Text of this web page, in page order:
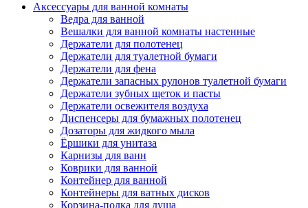
Аксессуары для ванной комнаты
Ведра для ванной
Вешалки для ванной комнаты настенные
Держатели для полотенец
Держатели для туалетной бумаги
Держатели для фена
Держатели запасных рулонов туалетной бумаги
Держатели зубных щеток и пасты
Держатели освежителя воздуха
Диспенсеры для бумажных полотенец
Дозаторы для жидкого мыла
Ёршики для унитаза
Карнизы для ванн
Коврики для ванной
Контейнер для ванной
Контейнеры для ватных дисков
Корзина-полка для душа